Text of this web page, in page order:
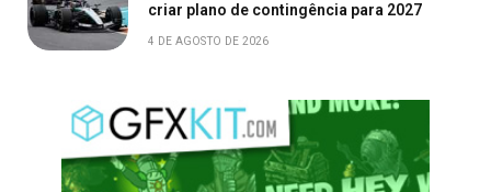
criar plano de contingência para 2027
4 DE AGOSTO DE 2026